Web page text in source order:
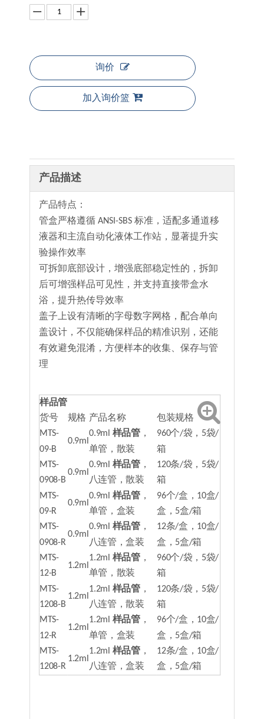
询价
加入询价篮
产品描述
产品特点：
管盒严格遵循 ANSI-SBS 标准，适配多通道移
液器和主流自动化液体工作站，显著提升实
验操作效率
可拆卸底部设计，增强底部稳定性的，拆卸
后可增强样品可见性，并支持直接带盒水
浴，提升热传导效率
盖子上设有清晰的字母数字网格，配合单向
盖设计，不仅能确保样品的精准识别，还能
有效避免混淆，方便样本的收集、保存与管
理
样品管
货号 规格 产品名称
包装规格
MTS-
09-B
0.9ml
0.9ml 样品管，
单管，散装
960个/袋，5袋/
箱
MTS-
0908-B
0.9ml
0.9ml 样品管，
八连管，散装
120条/袋，5袋/
箱
MTS-
09-R
0.9ml
0.9ml 样品管，
单管，盒装
96个/盒，10盒/
盒，5盒/箱
MTS-
0908-R
0.9ml
0.9ml 样品管，
八连管，盒装
12条/盒，10盒/
盒，5盒/箱
MTS-
12-B
1.2ml
1.2ml 样品管，
单管，散装
960个/袋，5袋/
箱
MTS-
1208-B
1.2ml
1.2ml 样品管，
八连管，散装
120条/袋，5袋/
箱
MTS-
12-R
1.2ml
1.2ml 样品管，
单管，盒装
96个/盒，10盒/
盒，5盒/箱
MTS-
1208-R
1.2ml
1.2ml 样品管，
八连管，盒装
12条/盒，10盒/
盒，5盒/箱